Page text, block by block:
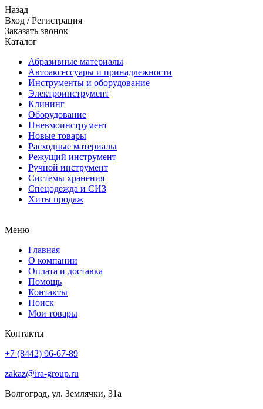
Назад
Вход /Регистрация
Заказать звонок
Каталог
Абразивные материалы
Автоаксессуары и принадлежности
Инструменты и оборудование
Электроинструмент
Клининг
Оборудование
Пневмоинструмент
Новые товары
Расходные материалы
Режущий инструмент
Ручной инструмент
Системы хранения
Спецодежда и СИЗ
Хиты продаж
Меню
Главная
О компании
Оплата и доставка
Помощь
Контакты
Поиск
Мои товары
Контакты
+7 (8442) 96-67-89
zakaz@ira-group.ru
Волгоград, ул. Землячки, 31а